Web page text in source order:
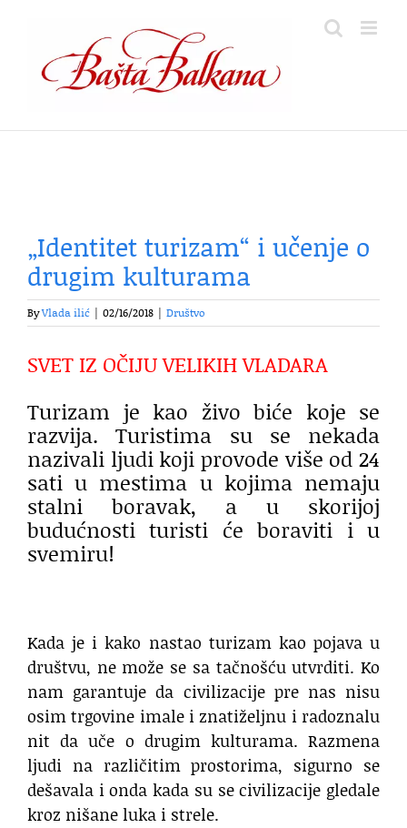
content
„Identitet turizam“ i učenje o
drugim kulturama
ByVlada ilić 02/16/2018 Društvo
SVET IZ OČIJU VELIKIH VLADARA
Turizam je kao živo biće koje se
razvija. Turistima su se nekada
nazivali ljudi koji provode više od 24
sati u mestima u kojima nemaju
stalni boravak, a u skorijoj
budućnosti turisti će boraviti i u
svemiru!
Kada je i kako nastao turizam kao pojava u
društvu, ne može se sa tačnošću utvrditi. Ko
nam garantuje da civilizacije pre nas nisu
osim trgovine imale i znatiželjnu i radoznalu
nit da uče o drugim kulturama. Razmena
ljudi na različitim prostorima, sigurno se
dešavala i onda kada su se civilizacije gledale
kroz nišane luka i strele.